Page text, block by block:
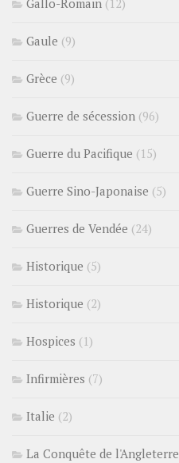
Gallo-Romain (12)
Gaule (9)
Grèce (9)
Guerre de sécession (96)
Guerre du Pacifique (15)
Guerre Sino-Japonaise (5)
Guerres de Vendée (24)
Historique (5)
Historique (2)
Hospices (1)
Infirmières (7)
Italie (2)
La Conquête de l'Angleterre